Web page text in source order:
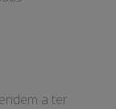
a ter